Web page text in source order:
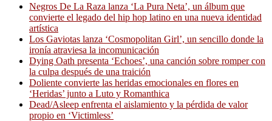
Negros De La Raza lanza ‘La Pura Neta’, un álbum que
convierte el legado del hip hop latino en una nueva identidad
artística
Los Gaviotas lanza ‘Cosmopolitan Girl’, un sencillo donde la
ironía atraviesa la incomunicación
Dying Oath presenta ‘Echoes’, una canción sobre romper con
la culpa después de una traición
Doliente convierte las heridas emocionales en flores en
‘Heridas’ junto a Luto y Romanthica
Dead/Asleep enfrenta el aislamiento y la pérdida de valor
propio en ‘Victimless’